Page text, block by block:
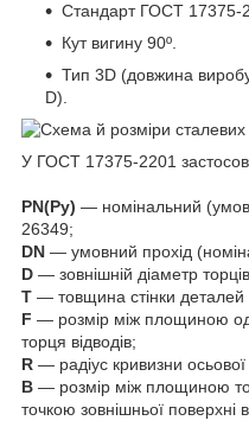
Стандарт ГОСТ 17375-
Кут вигину 90º.
Тип 3D (довжина
D).
У ГОСТ 17375-2201
PN(Ру) — номінальний
26349;
DN — умовний прохід
D — зовнішній діаметр торців
T — товщина стінки деталей
F — розмір між площиною
торця відводів;
R — радіус кривизни осьової
B — розмір між площиною
точкою зовнішньої поверхні